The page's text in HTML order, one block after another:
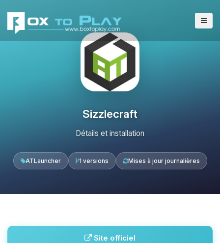
Sizzlecraft
Détails et installation
ATLauncher 1 versions Mises à jour journalières
Site officiel